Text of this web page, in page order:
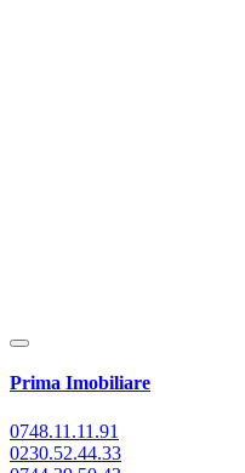
Prima Imobiliare
0748.11.11.91
0230.52.44.33